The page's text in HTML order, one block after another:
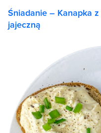
Śniadanie – Kanapka
jajeczną